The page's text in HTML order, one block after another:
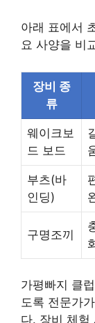
아래 표에서
요 사양을 비
장비 종
류
웨이크보
드 보드
부츠(바
인딩)
구명조끼
가평빠지 클
도록 전문가
다. 장비 체험